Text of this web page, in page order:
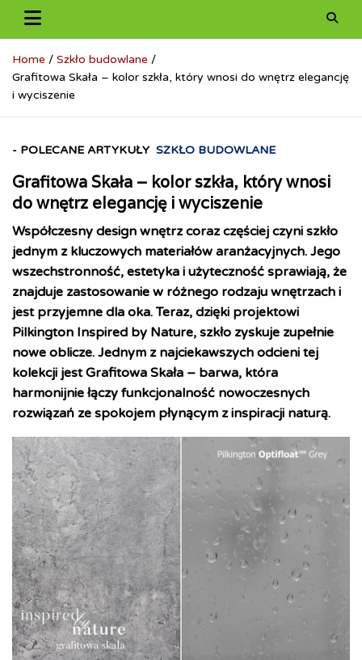
Home
Szkło budowlane
Grafitowa Skała – kolor szkła, który wnosi do wnętrz elegancję
i wyciszenie
- POLECANE ARTYKUŁY SZKŁO BUDOWLANE
Grafitowa Skała – kolor szkła, który wnosi
do wnętrz elegancję i wyciszenie
Współczesny design wnętrz coraz częściej czyni szkło
jednym z kluczowych materiałów aranżacyjnych. Jego
wszechstronność, estetyka i użyteczność sprawiają, że
znajduje zastosowanie w różnego rodzaju wnętrzach i
jest przyjemne dla oka. Teraz, dzięki projektowi
Pilkington Inspired by Nature, szkło zyskuje zupełnie
nowe oblicze. Jednym z najciekawszych odcieni tej
kolekcji jest Grafitowa Skała – barwa, która
harmonijnie łączy funkcjonalność nowoczesnych
rozwiązań ze spokojem płynącym z inspiracji naturą.